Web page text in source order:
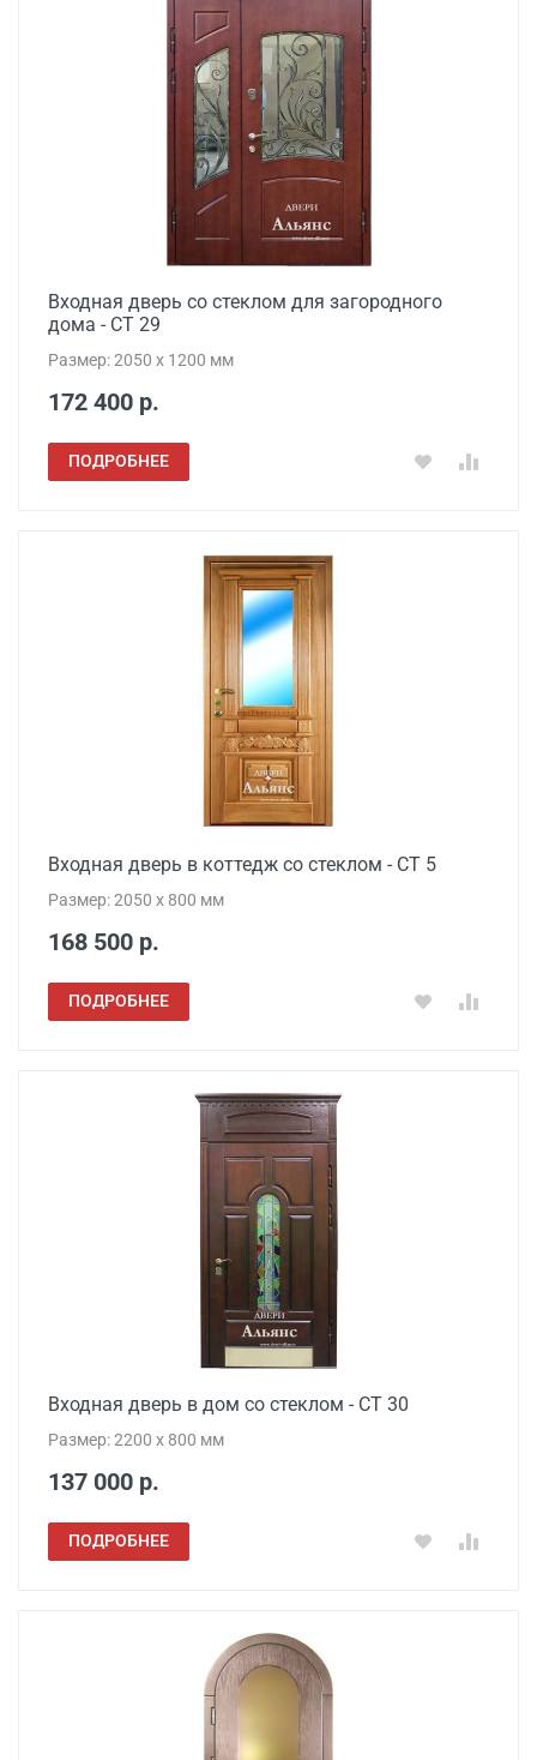
Входная дверь со стеклом для загородного
дома - СТ 29
Размер: 2050 x 1200 мм
172 400 р.
ПОДРОБНЕЕ
Входная дверь в коттедж со стеклом - СТ 5
Размер: 2050 x 800 мм
168 500 р.
ПОДРОБНЕЕ
Входная дверь в дом со стеклом - СТ 30
Размер: 2200 x 800 мм
137 000 р.
ПОДРОБНЕЕ